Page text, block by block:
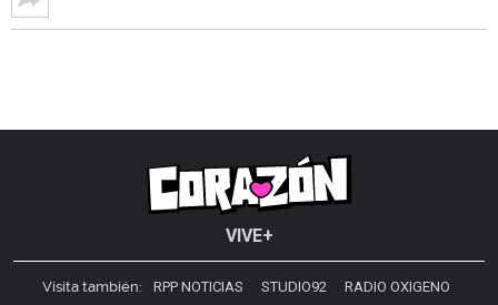
VIVE+
Visita también: RPP NOTICIAS STUDIO92
RADIO OXIGENO